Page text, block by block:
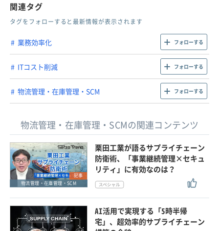
関連タグ
タグをフォローすると最新情報が表示されます
業務効率化 フォローする
ITコスト削減 フォローする
物流管理・在庫管理・SCM フォローする
物流管理・在庫管理・SCMの関連コンテンツ
記事
物流管理・在庫管理・SCM
栗田工業が語るサプライチェーン
防衛術、「事業継続管理×セキュ
リティ」に有効なのは？
AI活用で実現する「5時半帰
宅」、超効率的サプライチェーン